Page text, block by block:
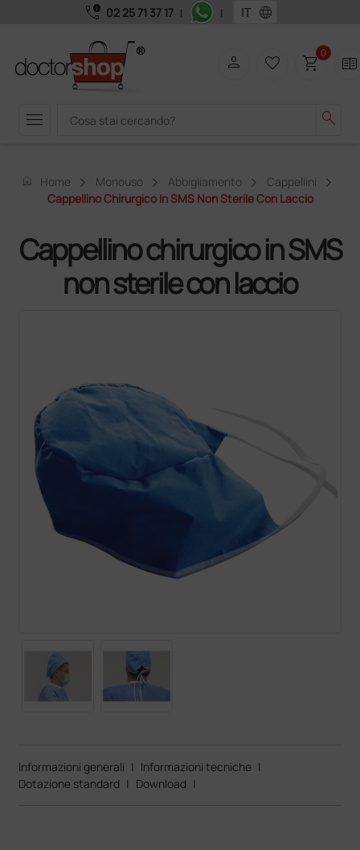
call_quality 02 25 71 37 17 | | language
menu search
person favorite_border shopping_cart0 two_pager
home Home Monouso Abbigliamento
Cappellini
Cappellino Chirurgico In SMS Non Sterile Con Laccio
Cappellino chirurgico in SMS
non sterile con laccio
Informazioni generali | Informazioni tecniche |
Dotazione standard | Download |